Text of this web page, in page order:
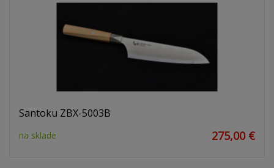
Santoku ZBX-5003B
na sklade 275,00 €